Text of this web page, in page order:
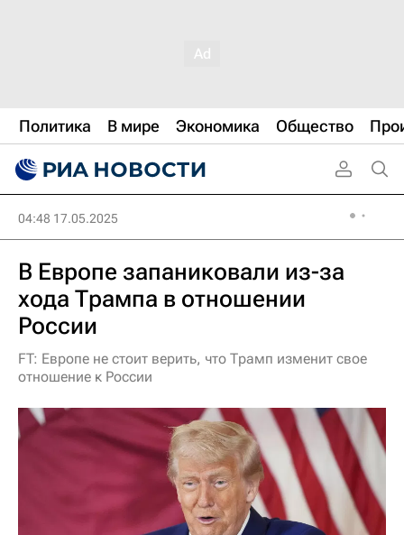
Политика В мире Экономика Общество
04:48 17.05.2025
В Европе запаниковали из-за
хода Трампа в отношении
России
FT: Европе не стоит верить, что Трамп изменит свое
отношение к России